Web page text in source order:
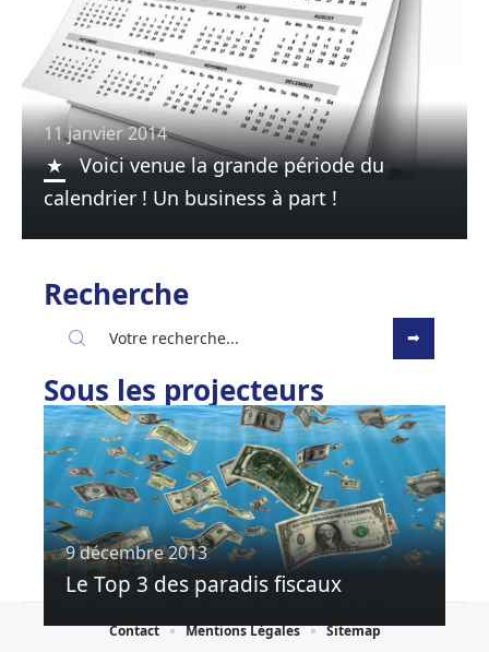
11 janvier 2014
Voici venue la grande période du
calendrier ! Un business à part !
Recherche
Sous les projecteurs
9 décembre 2013
Le Top 3 des paradis fiscaux
Contact Mentions Légales Sitemap